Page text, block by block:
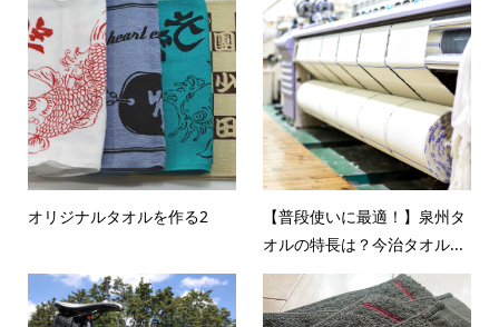
オリジナルタオルを作る2
【普段使いに最適！】泉州タ
オルの特長は？今治タオル...